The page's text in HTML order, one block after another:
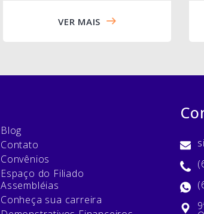
VER MAIS
Blog
Contato
Convênios
Espaço do Filiado
Assembléias
Conheça sua carreira